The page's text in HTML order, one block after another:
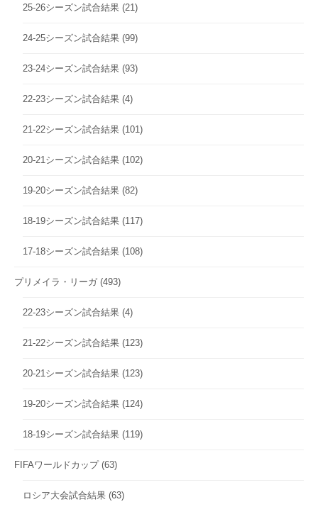
25-26シーズン試合結果 (21)
24-25シーズン試合結果 (99)
23-24シーズン試合結果 (93)
22-23シーズン試合結果 (4)
21-22シーズン試合結果 (101)
20-21シーズン試合結果 (102)
19-20シーズン試合結果 (82)
18-19シーズン試合結果 (117)
17-18シーズン試合結果 (108)
プリメイラ・リーガ (493)
22-23シーズン試合結果 (4)
21-22シーズン試合結果 (123)
20-21シーズン試合結果 (123)
19-20シーズン試合結果 (124)
18-19シーズン試合結果 (119)
FIFAワールドカップ(63)
ロシア大会試合結果 (63)